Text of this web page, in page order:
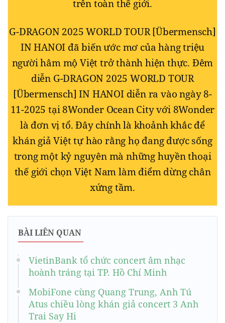
trên toàn thế giới.
G-DRAGON 2025 WORLD TOUR [Übermensch]
IN HANOI đã biến ước mơ của hàng triệu
người hâm mộ Việt trở thành hiện thực. Đêm
diễn G-DRAGON 2025 WORLD TOUR
[Übermensch] IN HANOI diễn ra vào ngày 8-
11-2025 tại 8Wonder Ocean City với 8Wonder
là đơn vị tổ. Đây chính là khoảnh khắc để
khán giả Việt tự hào rằng họ đang được sống
trong một kỷ nguyên mà những huyền thoại
thế giới chọn Việt Nam làm điểm dừng chân
xứng tầm.
BÀI LIÊN QUAN
VietinBank tổ chức concert âm nhạc
hoành tráng tại TP. Hồ Chí Minh
MobiFone cùng Quang Trung, Anh Tú
Atus chiều lòng khán giả concert 3 Anh
Trai Say Hi